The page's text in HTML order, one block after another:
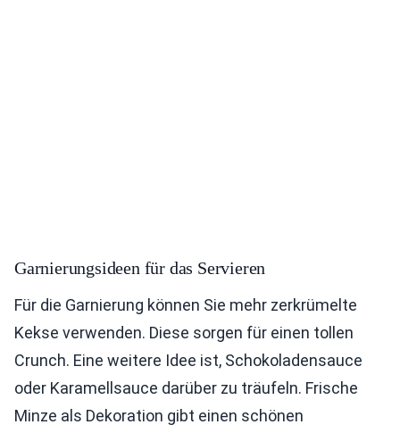
Garnierungsideen für das Servieren
Für die Garnierung können Sie mehr zerkrümelte
Kekse verwenden. Diese sorgen für einen tollen
Crunch. Eine weitere Idee ist, Schokoladensauce
oder Karamellsauce darüber zu träufeln. Frische
Minze als Dekoration gibt einen schönen